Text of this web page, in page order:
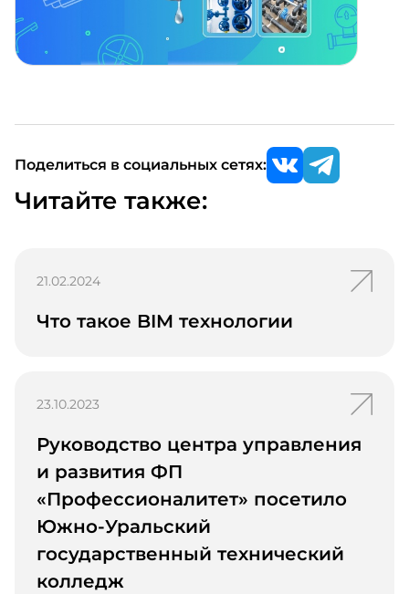
Поделиться в социальных сетях:
Читайте также:
новости
21.02.2024
Что такое BIM технологии
новости
23.10.2023
Руководство центра управления
и развития ФП
«Профессионалитет» посетило
Южно-Уральский
государственный технический
колледж